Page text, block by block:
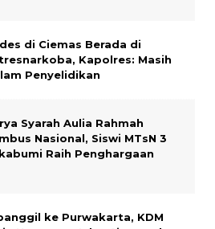
di Ciemas Berada di
Kapolres: Masih
Penyelidikan
Syarah Aulia Rahmah
Nasional, Siswi MTsN 3
Raih Penghargaan
ke Purwakarta, KDM